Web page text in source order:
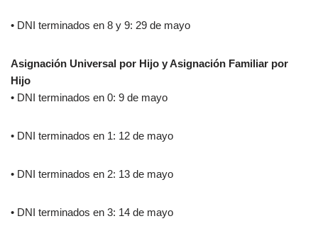
• DNI terminados en 8 y 9: 29 de mayo
Asignación Universal por Hijo y Asignación Familiar por
Hijo
• DNI terminados en 0: 9 de mayo
• DNI terminados en 1: 12 de mayo
• DNI terminados en 2: 13 de mayo
• DNI terminados en 3: 14 de mayo